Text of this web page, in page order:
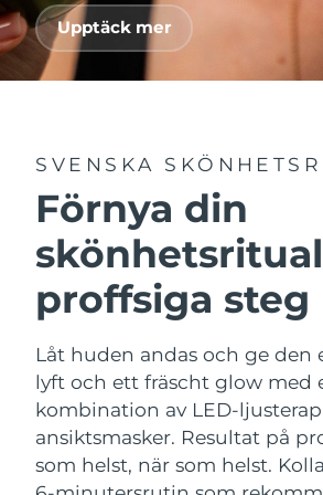
Upptäck mer
SVENSKA
Förnya din
proffsiga steg
Låt huden andas och ge
lyft och ett fräscht glow med
kombination av LED-
ansiktsmasker. Resultat på
som helst, när som helst.
For healthy hair
18% PAP
Kosmetika
Handla allt
FOREO APP
OM FOREO
Israel
Italien
Kazakstan
Kuwait
Libanon
Litauen